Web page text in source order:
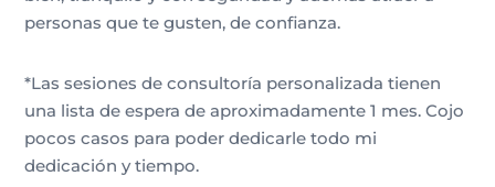
personas que te gusten, de confianza.
*Las sesiones de consultoría personalizada tienen
una lista de espera de aproximadamente 1 mes. Cojo
pocos casos para poder dedicarle todo mi
dedicación y tiempo.